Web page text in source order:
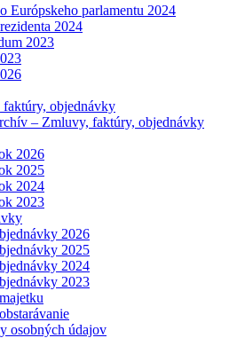
Európskeho parlamentu 2024
2024
2023
objednávky
– Zmluvy, faktúry, objednávky
2026
2025
2024
2023
2026
2025
2024
2023
osobných údajov